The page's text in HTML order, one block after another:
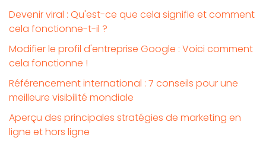
Devenir viral : Qu'est-ce que cela signifie et comment
cela fonctionne-t-il ?
Modifier le profil d'entreprise Google : Voici comment
cela fonctionne !
Référencement international : 7 conseils pour une
meilleure visibilité mondiale
Aperçu des principales stratégies de marketing en
ligne et hors ligne